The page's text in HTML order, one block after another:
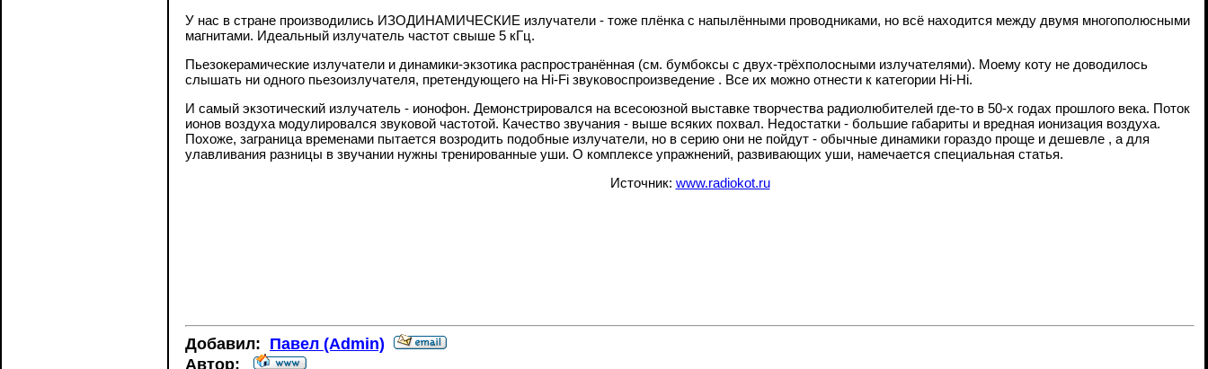
У нас в стране производились ИЗОДИНАМИЧЕСКИЕ излучатели - тоже плёнка с напылёнными проводниками, но всё находится между двумя многополюсными
магнитами. Идеальный излучатель частот свыше 5 кГц.
Пьезокерамические излучатели и динамики-экзотика распространённая (см. бумбоксы с двух-трёхполосными излучателями). Моему коту не доводилось
слышать ни одного пьезоизлучателя, претендующего на Hi-Fi звуковоспроизведение . Все их можно отнести к категории Hi-Hi.
И самый экзотический излучатель - ионофон. Демонстрировался на всесоюзной выставке творчества радиолюбителей где-то в 50-х годах прошлого века. Поток
ионов воздуха модулировался звуковой частотой. Качество звучания - выше всяких похвал. Недостатки - большие габариты и вредная ионизация воздуха.
Похоже, заграница временами пытается возродить подобные излучатели, но в серию они не пойдут - обычные динамики гораздо проще и дешевле , а для
улавливания разницы в звучании нужны тренированные уши. О комплексе упражнений, развивающих уши, намечается специальная статья.
Источник: www.radiokot.ru
Добавил: Павел (Admin)
Автор: